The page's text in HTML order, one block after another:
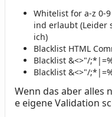
Whitelist for a-z
ind erlaubt (Leider
ich)
Blacklist HTML
Blacklist &<>"/
Blacklist &<>"/
Wenn das aber alles
e eigene Validation